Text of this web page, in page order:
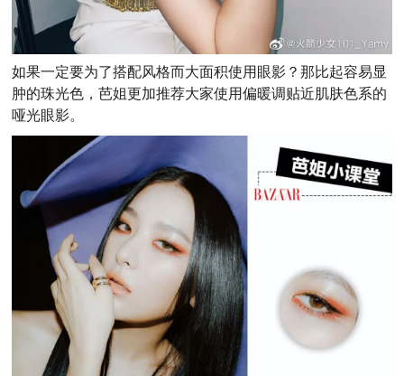
如果一定要为了搭配风格而大面积使用眼影？那比起容易显
肿的珠光色，芭姐更加推荐大家使用偏暖调贴近肌肤色系的
哑光眼影。